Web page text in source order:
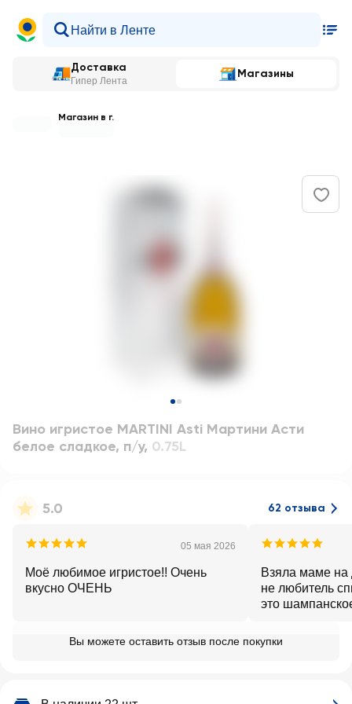
Доставка
Гипер Лента
Магазины
Магазин в г.
Вино игристое MARTINI Asti Мартини Асти
белое сладкое, п/у, 0.75L
5.0 62 отзыва
05 мая 2026
Моё любимое игристое!! Очень
вкусно ОЧЕНЬ
Взяла маме на
не любитель
это
не болит от
Вы можете оставить отзыв после покупки